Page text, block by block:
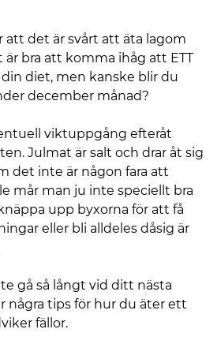
att det är svårt att äta lagom
bra att komma ihåg att ETT
diet, men kanske blir du
december månad?
viktuppgång efteråt
Julmat är salt och drar åt sig
det inte är någon fara att
mår man ju inte speciellt bra
upp byxorna för att få
eller bli alldeles dåsig är
gå så långt vid ditt nästa
några tips för hur du äter ett
fällor.